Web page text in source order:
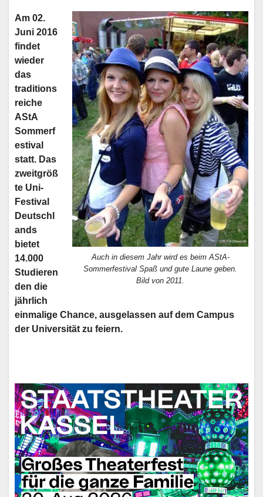
Auch in diesem Jahr wird es beim AStA-
Sommerfestival Spaß und gute Laune geben.
Bild von 2011.
Am 02.
Juni 2016
findet
wieder
das
traditions
reiche
AStA
Sommerf
estival
statt. Das
zweitgröß
te Uni-
Festival
Deutschl
ands
bietet
14.000
Studieren
den die
jährlich
einmalige Chance, ausgelassen auf dem Campus
der Universität zu feiern.